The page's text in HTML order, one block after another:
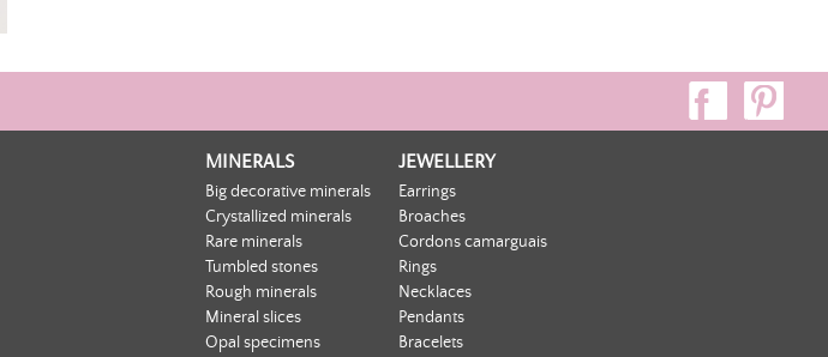
MINERALS
Big decorative minerals
Crystallized minerals
Rare minerals
Tumbled stones
Rough minerals
Mineral slices
Opal specimens
JEWELLERY
Earrings
Broaches
Cordons camarguais
Rings
Necklaces
Pendants
Bracelets